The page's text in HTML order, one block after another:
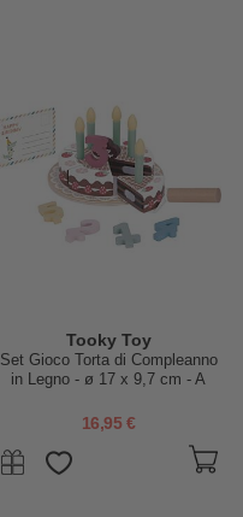
Tooky Toy
Set Gioco Torta di Compleanno
in Legno - ø 17 x 9,7 cm - A
Comprende 20 Pezzi
16,95 €